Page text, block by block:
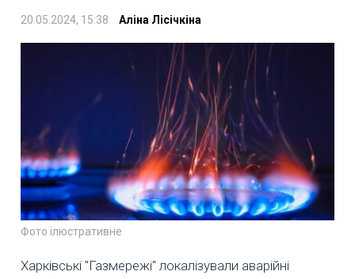
20.05.2024, 15:38 Аліна Лісічкіна
Фото ілюстративне
Харківські "Газмережі" локалізували аварійні